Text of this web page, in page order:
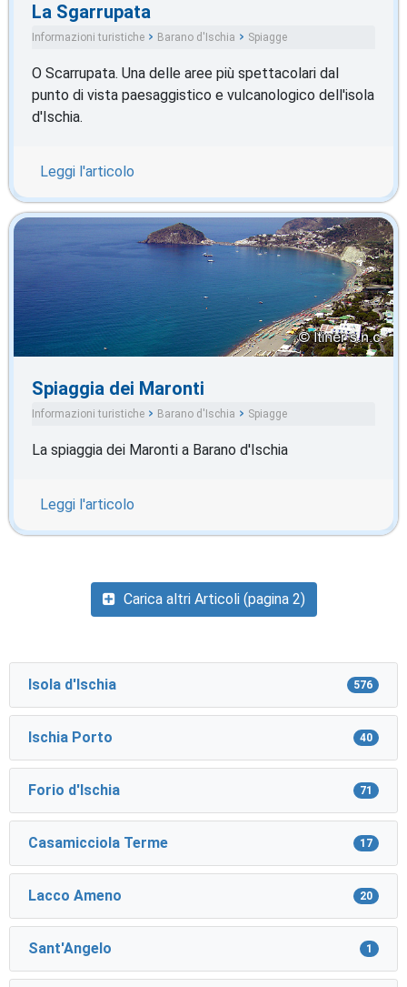
La Sgarrupata
Informazioni turistiche Barano d'Ischia Spiagge
O Scarrupata. Una delle aree più spettacolari dal
punto di vista paesaggistico e vulcanologico dell'isola
d'Ischia.
Leggi l'articolo
Spiaggia dei Maronti
Informazioni turistiche Barano d'Ischia Spiagge
La spiaggia dei Maronti a Barano d'Ischia
Leggi l'articolo
Carica altri Articoli (pagina 2)
Isola d'Ischia 576
Ischia Porto 40
Forio d'Ischia 71
Casamicciola Terme 17
Lacco Ameno 20
Sant'Angelo 1